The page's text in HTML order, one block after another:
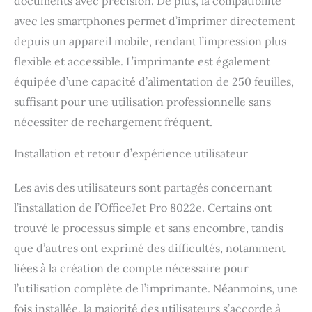
avec les smartphones permet d’imprimer directement
depuis un appareil mobile, rendant l’impression plus
flexible et accessible. L’imprimante est également
équipée d’une capacité d’alimentation de 250 feuilles,
suffisant pour une utilisation professionnelle sans
nécessiter de rechargement fréquent.
Installation et retour d’expérience utilisateur
Les avis des utilisateurs sont partagés concernant
l’installation de l’OfficeJet Pro 8022e. Certains ont
trouvé le processus simple et sans encombre, tandis
que d’autres ont exprimé des difficultés, notamment
liées à la création de compte nécessaire pour
l’utilisation complète de l’imprimante. Néanmoins, une
fois installée, la majorité des utilisateurs s’accorde à